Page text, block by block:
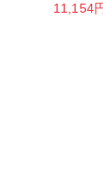
11,154